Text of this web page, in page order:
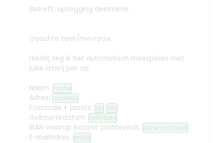
Betreft: opzegging deelname
Geachte heer/mevrouw,
Hierbij zeg ik het automatisch meespelen met
jullie loterij per op.
Naam: name
Adres: address
Postcode + plaats: zip city
Geboortedatum: birthdate
IBAN waarop incasso plaatsvindt: bank-account
E-mailadres: email